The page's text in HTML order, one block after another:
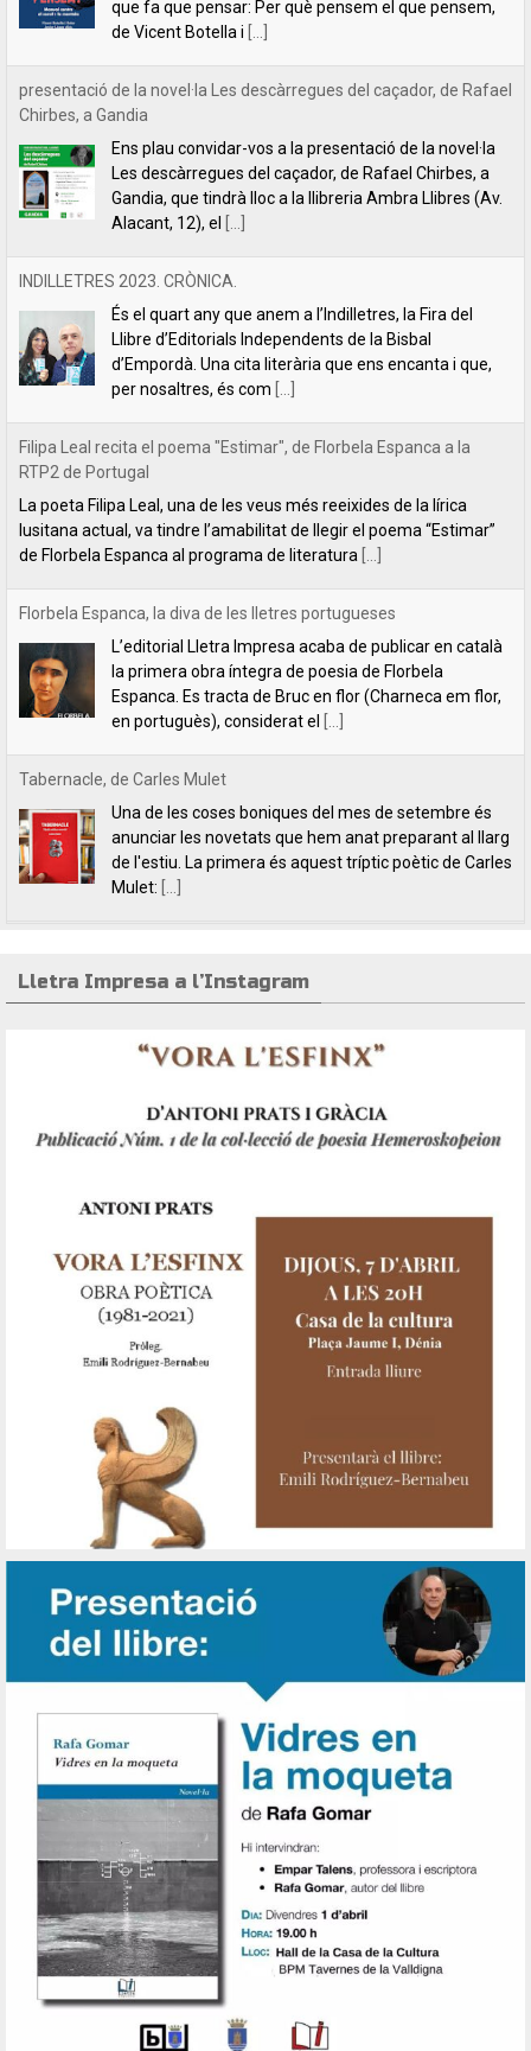
Gandia, que tindrà lloc a la llibreria Ambra Llibres (Av.
Alacant, 12), el[...]
INDILLETRES 2023. CRÒNICA.
És el quart any que anem a l’Indilletres, la Fira del
Llibre d’Editorials Independents de la Bisbal
d’Empordà. Una cita literària que ens encanta i que,
per nosaltres, és com[...]
Filipa Leal recita el poema "Estimar", de Florbela Espanca a la
RTP2 de Portugal
La poeta Filipa Leal, una de les veus més reeixides de la lírica
lusitana actual, va tindre l’amabilitat de llegir el poema “Estimar”
de Florbela Espanca al programa de literatura[...]
Florbela Espanca, la diva de les lletres portugueses
L’editorial Lletra Impresa acaba de publicar en català
la primera obra íntegra de poesia de Florbela
Espanca. Es tracta de Bruc en flor (Charneca em flor,
en portuguès), considerat el[...]
Tabernacle, de Carles Mulet
Una de les coses boniques del mes de setembre és
anunciar les novetats que hem anat preparant al llarg
de l'estiu. La primera és aquest tríptic poètic de Carles
Mulet:[...]
Lletra Impresa aposta per la poesia en clau feminista amb motiu
del 8 de Març
L’editorial Lletra Impresa Edicions acaba de publicar
dos títols de poesia que aposten, clarament i sense
fissures, per autores feministes. D’una banda, han
tret a la llum editorial el poemari
Lletra Impresa a l’Instagram